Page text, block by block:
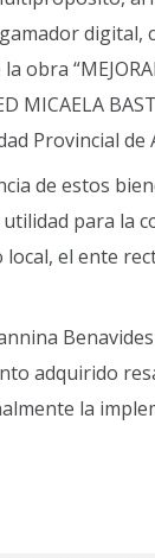
digital,
MICAELA
Provincial de
de estos
para la
el ente
adquirido
la